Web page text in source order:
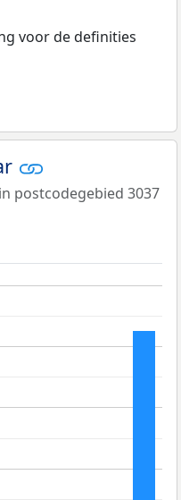
voor de definities
in postcodegebied 3037